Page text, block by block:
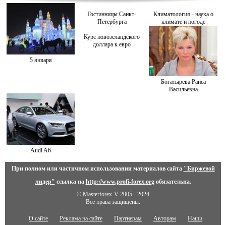
5 января
Гостинницы Санкт-
Петербурга
Климатология - наука о
климате и погоде
Курс новозеландского
доллара к евро
Богатырева Раиса
Васильевна
Audi A6
При полном или частичном использовании материалов сайта "Биржевой
лидер" ссылка на http://www.profi-forex.orgобязательна.
© Masterforex-V 2005 - 2024
Все права защищены.
О сайте Реклама на сайте Партнерам Авторам Наши